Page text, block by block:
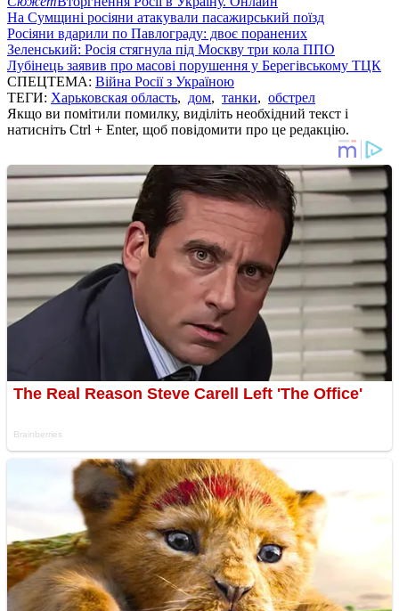
На Сумщині росіяни атакували пасажирський поїзд
Росіяни вдарили по Павлограду: двоє поранених
Зеленський: Росія стягнула під Москву три кола ППО
Лубінець заявив про масові порушення у Берегівському ТЦК
СПЕЦТЕМА: Війна Росії з Україною
ТЕГИ: Харьковская область, дом, танки, обстрел
Якщо ви помітили помилку, виділіть необхідний текст і
натисніть Ctrl + Enter, щоб повідомити про це редакцію.